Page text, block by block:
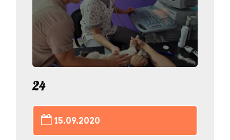
24
15.09.2020